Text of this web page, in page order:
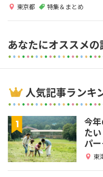
東京都 特集＆まとめ
あなたにオススメの
人気記事ランキ
今
た
パ
東